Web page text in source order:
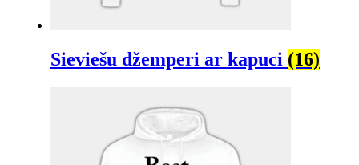
Sieviešu džemperi ar kapuci (16)